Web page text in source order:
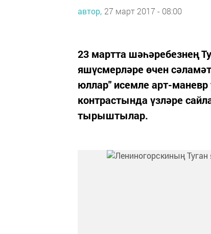
автор, 27 март 2017 - 08:00
23 мартта шәһәребезнең
яшүсмерләре өчен
юллар" исемле арт-
контрастында үзләре
тырыштылар.